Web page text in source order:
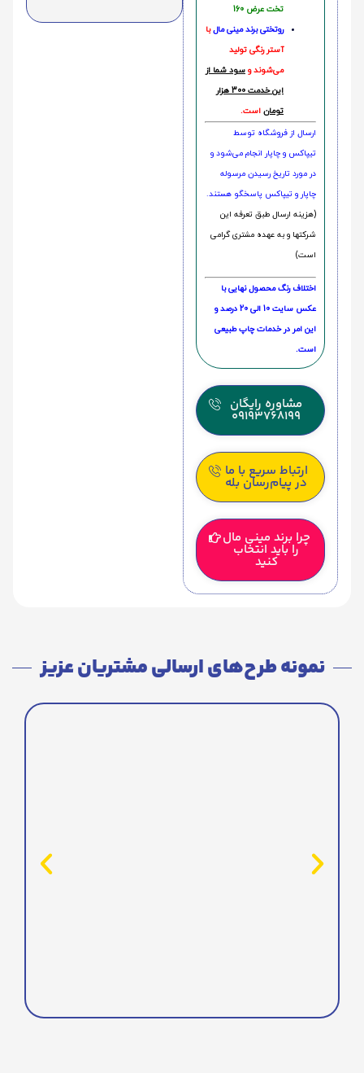
تخت عرض 160
روتختی‌ برند مینی مالبا
آستر رنگی تولید
می‌شوند و سود شما از
این خدمت 300 هزار
تومان است.
ارسال از فروشگاه توسط
تیپاکس و چاپار انجام می‌شود و
در مورد تاریخ رسیدن مرسوله
چاپار و تیپاکس پاسخگو هستند.
(هزینه ارسال طبق تعرفه این
شرکتها و به عهده مشتری گرامی
است)
اختلاف رنگ محصول نهایی با
عکس سایت 10 الی 20 درصد و
این امر در خدمات چاپ طبیعی
است.
مشاوره رایگان
09193768199
ارتباط سریع با ما
در پیام‌رسان بله
چرا برند مینی مال
را باید انتخاب
کنید
نمونه طرح‌های ارسالی مشتریان عزیز